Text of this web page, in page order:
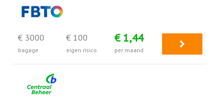
€ 3000
bagage
€ 100
eigen risico
€ 1,44
per maand